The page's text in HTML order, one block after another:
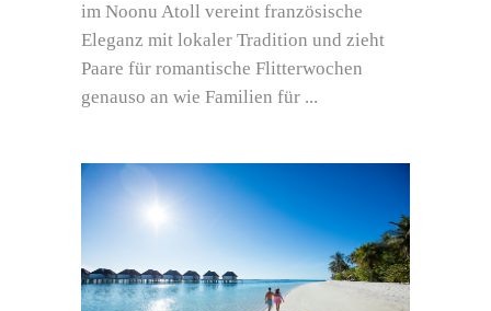
im Noonu Atoll vereint französische
Eleganz mit lokaler Tradition und zieht
Paare für romantische Flitterwochen
genauso an wie Familien für